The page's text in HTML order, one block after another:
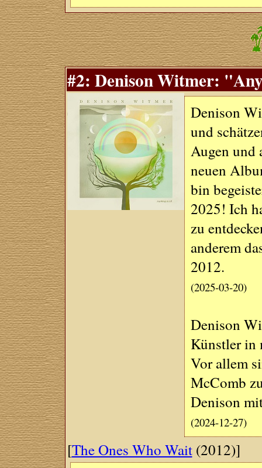
#2: Denison Witmer:
Denison
und
Augen und
neuen
bin
2025! Ich
zu
anderem
2012.
(2025-03-20)
Denison
Künstler in
Vor allem
McComb
Denison
(2024-12-27)
[The Ones Who Wait(2012)]